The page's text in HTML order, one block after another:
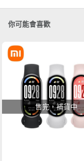
你可能會喜歡
售完，補貨中